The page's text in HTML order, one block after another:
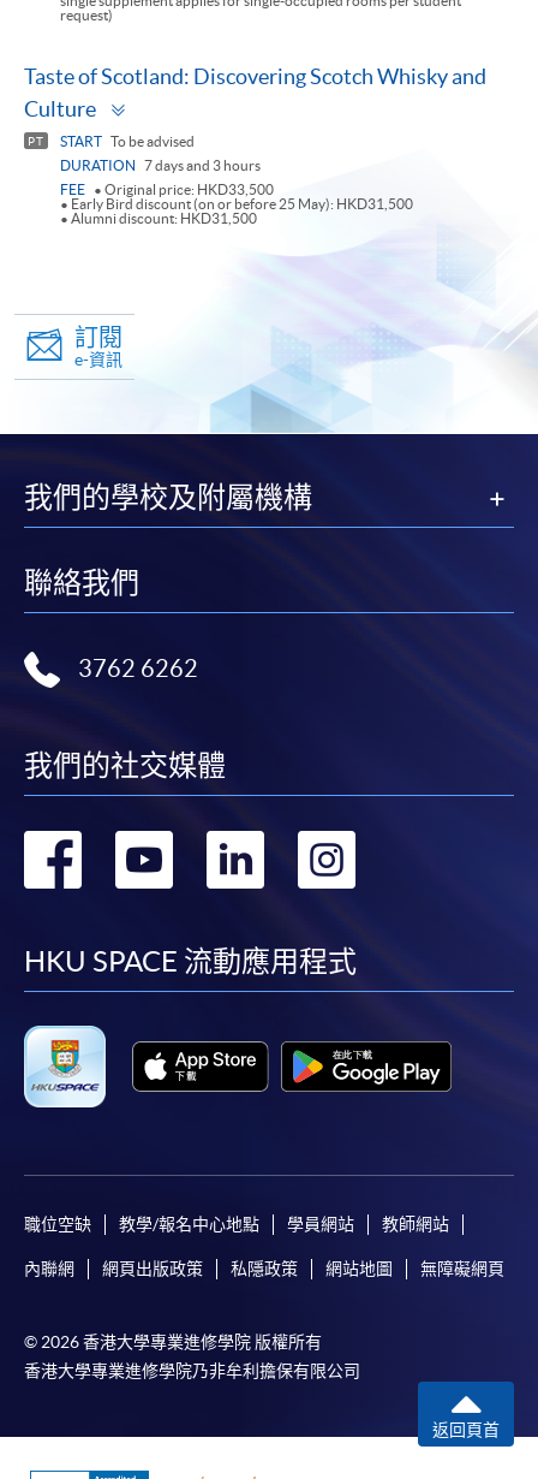
request)
Taste of Scotland: Discovering Scotch Whisky and
Culture
PT START To be advised
DURATION
7 days and 3 hours
FEE
• Original price: HKD33,500
• Early Bird discount (on or before 25 May): HKD31,500
• Alumni discount: HKD31,500
訂閱
e-資訊
我們的學校及附屬機構
聯絡我們
3762 6262
我們的社交媒體
轉
facebook
轉
youtube
轉
linkedin
轉
HKU SPACE 流動應用程式
職位空缺 教學/報名中心地點 學員網站 教師網站
內聯網 網頁出版政策 私隱政策 網站地圖 無障礙網頁
© 2026 香港大學專業進修學院 版權所有
香港大學專業進修學院乃非牟利擔保有限公司
返回頁首